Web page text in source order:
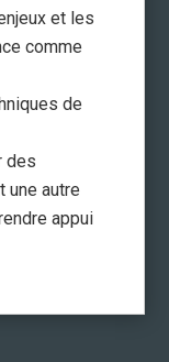
et les
comme
de
des
une autre
appui